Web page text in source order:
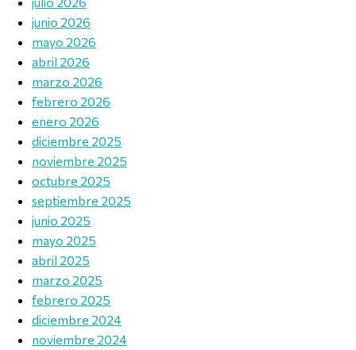
junio 2026
mayo 2026
abril 2026
marzo 2026
febrero 2026
enero 2026
diciembre 2025
noviembre 2025
octubre 2025
septiembre 2025
junio 2025
mayo 2025
abril 2025
marzo 2025
febrero 2025
diciembre 2024
noviembre 2024